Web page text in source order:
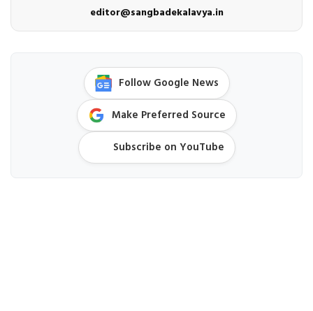
editor@sangbadekalavya.in
Follow Google News
Make Preferred Source
Subscribe on YouTube